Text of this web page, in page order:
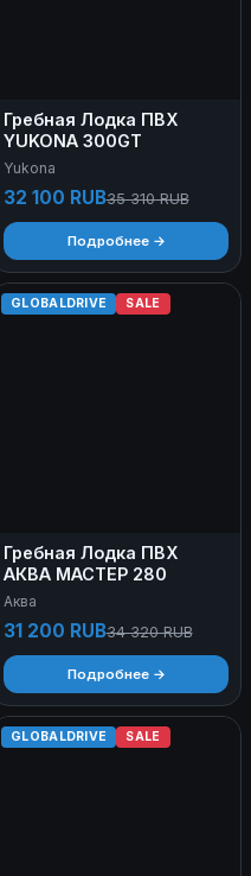
Гребная Лодка ПВХ
YUKONA 300GT
Yukona
32 100 RUB35 310 RUB
Подробнее →
GLOBALDRIVE SALE
Гребная Лодка ПВХ
АКВА МАСТЕР 280
Аква
31 200 RUB34 320 RUB
Подробнее →
GLOBALDRIVE SALE